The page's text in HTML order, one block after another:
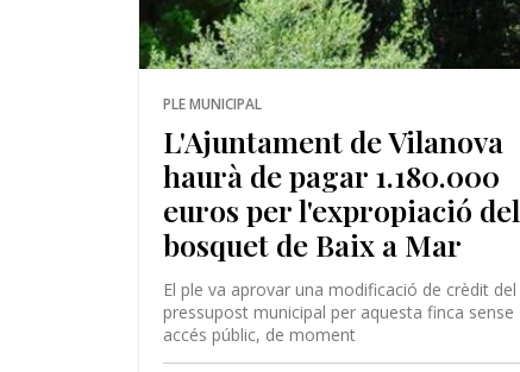
PLE MUNICIPAL
L'Ajuntament de Vilanova
haurà de pagar 1.180.000
euros per l'expropiació del
bosquet de Baix a Mar
El ple va aprovar una modificació de crèdit del
pressupost municipal per aquesta finca sense
accés públic, de moment